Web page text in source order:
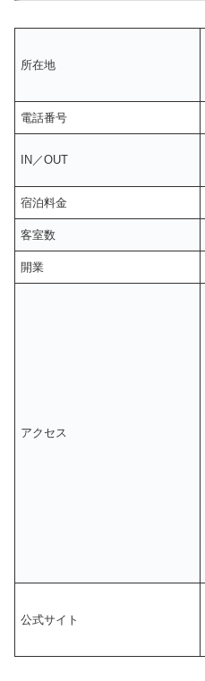
所在地
電話番号
IN／OUT
宿泊料金
客室数
開業
アクセス
公式サイト